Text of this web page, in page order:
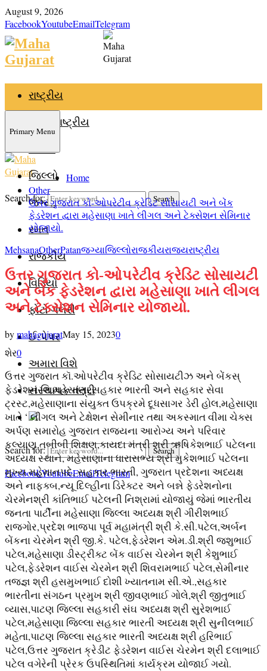
August 9, 2026
FacebookYoutubeEmailTelegram
રાષ્ટ્રીય
આંતરરાષ્ટ્રીય
જિલ્લો
જગ્યા
રમત
રાજકીય
વિડિયો
ફોટો ગેલેરી
ઈ-પેપર
અમારા વિશે
સંસ્થાપક તંત્રી
Search for: Search
FacebookYoutubeEmailTelegram
Primary Menu
Search for: Search
Home
Other
ઉત્તર ગુજરાત કો-ઓપરેટીવ ક્રેડિટ સોસાયટી અને બેંક
ફેડરેશન દ્વારા મહેસાણા ખાતે લીગલ અને ટેક્સેશન સેમિનાર
યોજાયો.
MehsanaOtherPatanજગ્યાજિલ્લોરાજકીયરાજ્યરાષ્ટ્રીય
ઉત્તર ગુજરાત કો-ઓપરેટીવ ક્રેડિટ સોસાયટી
અને બેંક ફેડરેશન દ્વારા મહેસાણા ખાતે લીગલ
અને ટેક્સેશન સેમિનાર યોજાયો.
bymahagujaratMay 15, 20230
શેર0
ઉત્તર ગુજરાત કૉ.ઓપરેટીવ ક્રેડિટ સોસાયટીઝ અને બેંકસ્
ફેડરેશન લિ.મહેસાણા,સહકાર ભારતી અને સહકાર સેવા
ટ્રસ્ટ,મહેસાણાના સંયુક્ત ઉપક્રમે દૂધસાગર ડેરી હોલ,મહેસાણા
ખાતે ‘ લીગલ અને ટેક્ષેશન સેમીનાર તથા અકસ્માત વીમા ચેક્સ
અર્પણ સમારોહ ગુજરાત રાજ્યના આરોગ્ય અને પરિવાર
કલ્યાણ,તબીબી શિક્ષણ,કાયદા મંત્રી શ્રી ઋષિકેશભાઈ પટેલના
અધ્યક્ષ સ્થાને, મહેસાણાના ધારાસભ્ય શ્રી મુકેશભાઈ પટેલના
મુખ્ય મહેમાનપદે, સહકાર ભારતી, ગુજરાત પ્રદેશના અધ્યક્ષ
અને નાફક્બ,ન્યૂ દિલ્હીના ડિરેક્ટર અને બન્ને ફેડરેશનોના
ચેરમેનશ્રી કાંતિભાઈ પટેલની નિશ્રામાં યોજાયું જેમાં ભારતીય
જનતા પાર્ટીના મહેસાણા જિલ્લા અધ્યક્ષ શ્રી ગીરીશભાઈ
રાજગોર,પ્રદેશ ભાજપા પૂર્વ મહામંત્રી શ્રી કે.સી.પટેલ,અર્બન
બેંકના ચેરમેન શ્રી જી.કે. પટેલ,ફેડરેશન એમ.ડી.શ્રી જશુભાઈ
પટેલ,મહેસાણા ડીસ્ટ્રીક્ટ બેંક વાઈસ ચેરમેન શ્રી કેશુભાઈ
પટેલ,ફેડરેશન વાઈસ ચેરમેન શ્રી શિવરામભાઈ પટેલ,સેમીનાર
તજજ્ઞ શ્રી હસમુખભાઈ દોશી ખ્યાતનામ સી.એ.,સહકાર
ભારતીના સંગઠન પ્રમુખ શ્રી જીવણભાઈ ગોલે,શ્રી જીતુભાઈ
વ્યાસ,પાટણ જિલ્લા સહકારી સંઘ અધ્યક્ષ શ્રી સુરેશભાઈ
પટેલ,મહેસાણા જિલ્લા સહકાર ભારતી અધ્યક્ષ શ્રી સુનીલભાઈ
મહેતા,પાટણ જિલ્લા સહકાર ભારતી અધ્યક્ષ શ્રી હરિભાઈ
પટેલ,ઉત્તર ગુજરાત ક્રેડીટ ફેડરેશન વાઈસ ચેરમેન શ્રી દલાભાઈ
પટેલ વગેરેની પ્રેરક ઉપસ્થિતિમાં કાર્યક્રમ યોજાઈ ગયો.